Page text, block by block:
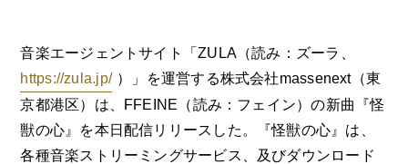
音楽エージェントサイト「ZULA（読み：ズーラ、
https://zula.jp/）」を運営する株式会社massenext（東
京都港区）は、FFEINE（読み：フェイン）の新曲『怪
獣の心』を本日配信リリースした。『怪獣の心』は、
各種音楽ストリーミングサービス、及びダウンロード